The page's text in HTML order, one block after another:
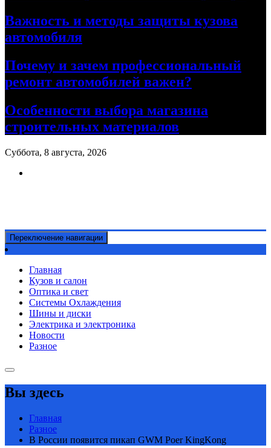
Важность и методы защиты кузова
автомобиля
Почему и зачем профессиональный
ремонт автомобилей важен?
Особенности выбора магазина
строительных материалов
Суббота, 8 августа, 2026
Переключение навигации
Главная
Кузов и салон
Оптика и свет
Системы Охлаждения
Шины и диски
Электрика и электроника
Новости
Разное
Вы здесь
Главная
Разное
В России появится пикап GWM Poer KingKong